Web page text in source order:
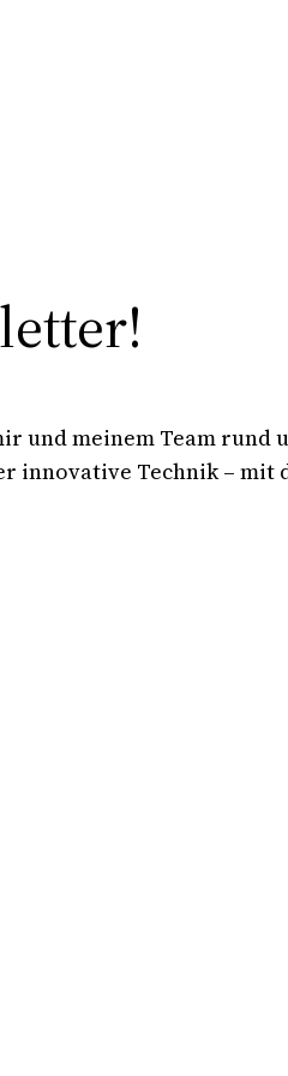
und meinem Team
Technik – mit